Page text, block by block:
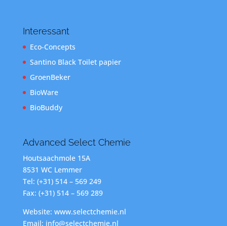
Interessant
Eco-Concepts
Santino Black Toilet papier
GroenBeker
BioWare
BioBuddy
Advanced Select Chemie
Houtsaachmole 15A
8531 WC Lemmer
Tel: (+31) 514 – 569 249
Fax: (+31) 514 – 569 289
Website: www.selectchemie.nl
Email: info@selectchemie.nl